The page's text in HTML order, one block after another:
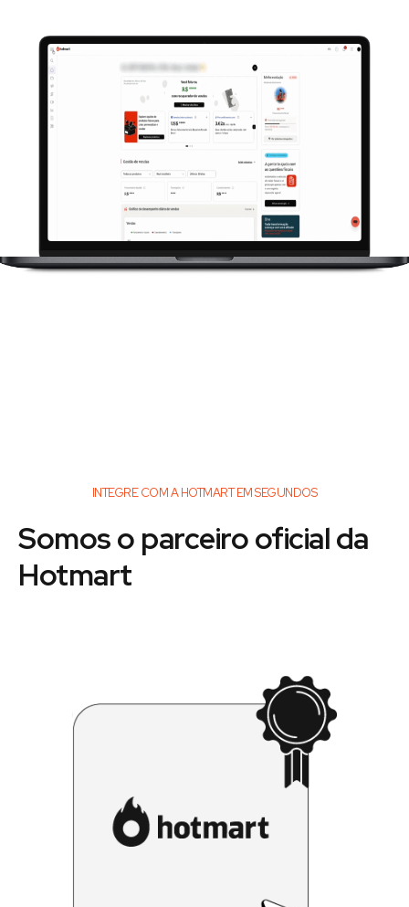
INTEGRE COM A HOTMART EM SEGUNDOS
Somos o parceiro oficial da
Hotmart